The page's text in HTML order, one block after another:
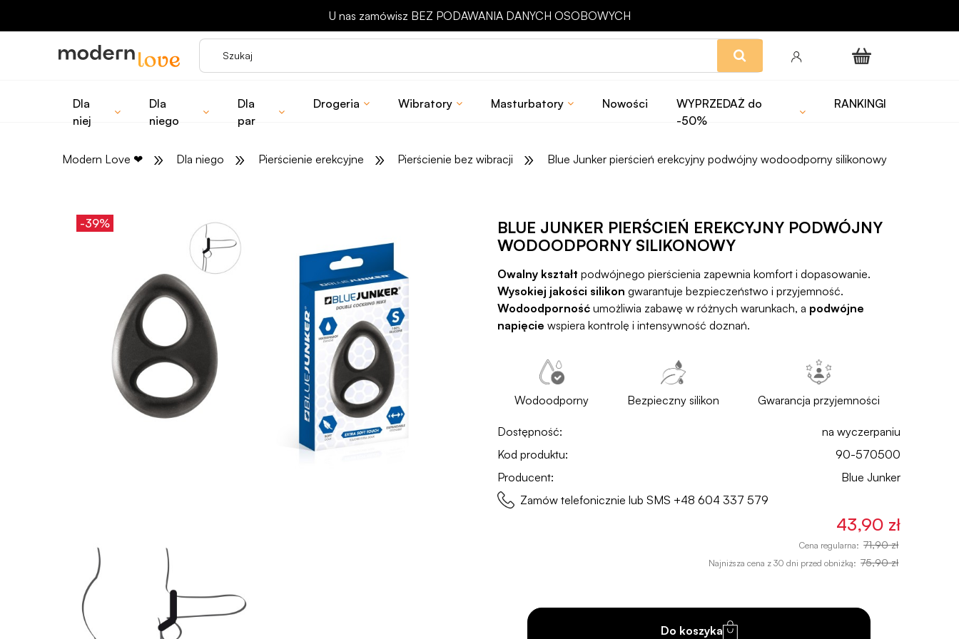
Odbierz rabat 15 zł na pierwsze zakupy
Dla
niej
Dla
niego
Dla
par
Drogeria Wibratory Masturbatory Nowości
WYPRZEDAŻ do
-50%
RANKINGI
Modern Love ❤ » Dla niego » Pierścienie erekcyjne » Pierścienie bez wibracji » Blue Junker pierścień erekcyjny podwójny wodoodporny silikonowy
-39%
BLUE JUNKER PIERŚCIEŃ EREKCYJNY PODWÓJNY
WODOODPORNY SILIKONOWY
Owalny kształt podwójnego pierścienia zapewnia komfort i dopasowanie.
Wysokiej jakości silikon gwarantuje bezpieczeństwo i przyjemność.
Wodoodporność umożliwia zabawę w różnych warunkach, a podwójne
napięcie wspiera kontrolę i intensywność doznań.
Wodoodporny Bezpieczny silikon Gwarancja przyjemności
Dostępność:
na wyczerpaniu
Kod produktu:
90-570500
Producent:
Blue Junker
Zamów telefonicznie lub SMS +48 604 337 579
43,90 zł
Cena regularna: 71,90 zł
Najniższa cena z 30 dni przed obniżką: 75,90 zł
Do koszyka